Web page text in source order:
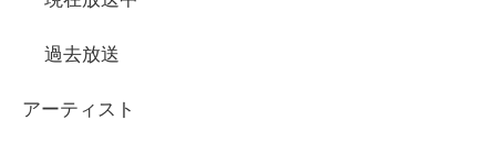
過去放送
アーティスト